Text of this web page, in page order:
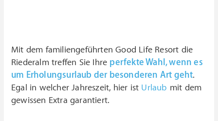
Mit dem familiengeführten Good Life Resort die
Riederalm treffen Sie Ihre perfekte Wahl, wenn es
um Erholungsurlaub der besonderen Art geht.
Egal in welcher Jahreszeit, hier ist Urlaub mit dem
gewissen Extra garantiert.